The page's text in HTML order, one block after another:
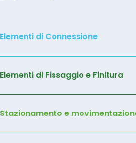
Elementi di Connessione
Elementi di Fissaggio e Finitura
Stazionamento e